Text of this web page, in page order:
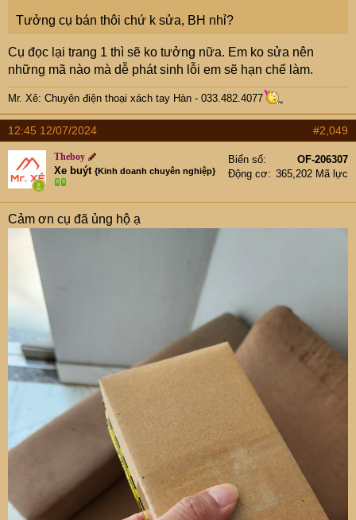
Tưởng cụ bán thôi chứ k sửa, BH nhỉ?
Cụ đọc lại trang 1 thì sẽ ko tưởng nữa. Em ko sửa nên
những mã nào mà dễ phát sinh lỗi em sẽ hạn chế làm.
Mr. Xê: Chuyên điện thoại xách tay Hàn - 033.482.4077
12:45 12/07/2024 #2,049
Theboy
Xe buýt {Kinh doanh chuyên nghiệp}
Biển số
OF-206307
Động cơ
365,202 Mã lực
Cảm ơn cụ đã ủng hộ ạ